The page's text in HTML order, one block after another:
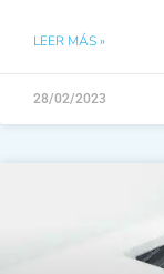
LEER MÁS »
28/02/2023